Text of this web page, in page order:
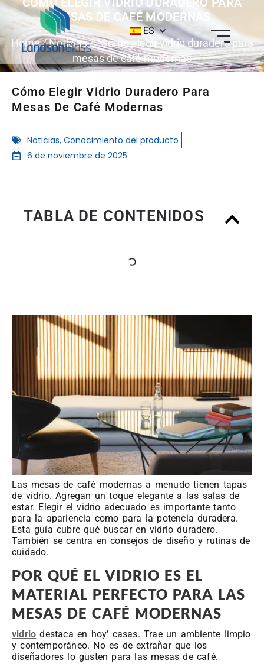
ES
MESAS DE CAFÉ MODERNAS
Home/Noticias/ Cómo elegir vidrio duradero para
mesas de café modernas
Cómo Elegir Vidrio Duradero Para
Mesas De Café Modernas
Noticias, Conocimiento del producto
6 de noviembre de 2025
TABLA DE CONTENIDOS
Las mesas de café modernas a menudo tienen tapas
de vidrio. Agregan un toque elegante a las salas de
estar. Elegir el vidrio adecuado es importante tanto
para la apariencia como para la potencia duradera.
Esta guía cubre qué buscar en vidrio duradero.
También se centra en consejos de diseño y rutinas de
cuidado.
POR QUÉ EL VIDRIO ES EL
MATERIAL PERFECTO PARA LAS
MESAS DE CAFÉ MODERNAS
vidrio destaca en hoy’ casas. Trae un ambiente limpio
y contemporáneo. No es de extrañar que los
diseñadores lo gusten para las mesas de café.